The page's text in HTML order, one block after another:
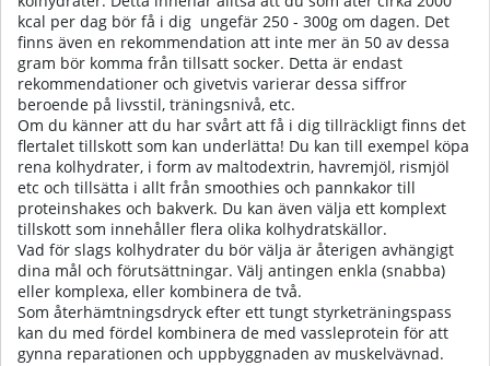
kcal per dag bör få i dig ungefär 250 - 300g om dagen. Det
finns även en rekommendation att inte mer än 50 av dessa
gram bör komma från tillsatt socker. Detta är endast
rekommendationer och givetvis varierar dessa siffror
beroende på livsstil, träningsnivå, etc.
Om du känner att du har svårt att få i dig tillräckligt finns det
flertalet tillskott som kan underlätta! Du kan till exempel köpa
rena kolhydrater, i form av maltodextrin, havremjöl, rismjöl
etc och tillsätta i allt från smoothies och pannkakor till
proteinshakes och bakverk. Du kan även välja ett komplext
tillskott som innehåller flera olika kolhydratskällor.
Vad för slags kolhydrater du bör välja är återigen avhängigt
dina mål och förutsättningar. Välj antingen enkla (snabba)
eller komplexa, eller kombinera de två.
Som återhämtningsdryck efter ett tungt styrketräningspass
kan du med fördel kombinera de med vassleprotein för att
gynna reparationen och uppbyggnaden av muskelvävnad.